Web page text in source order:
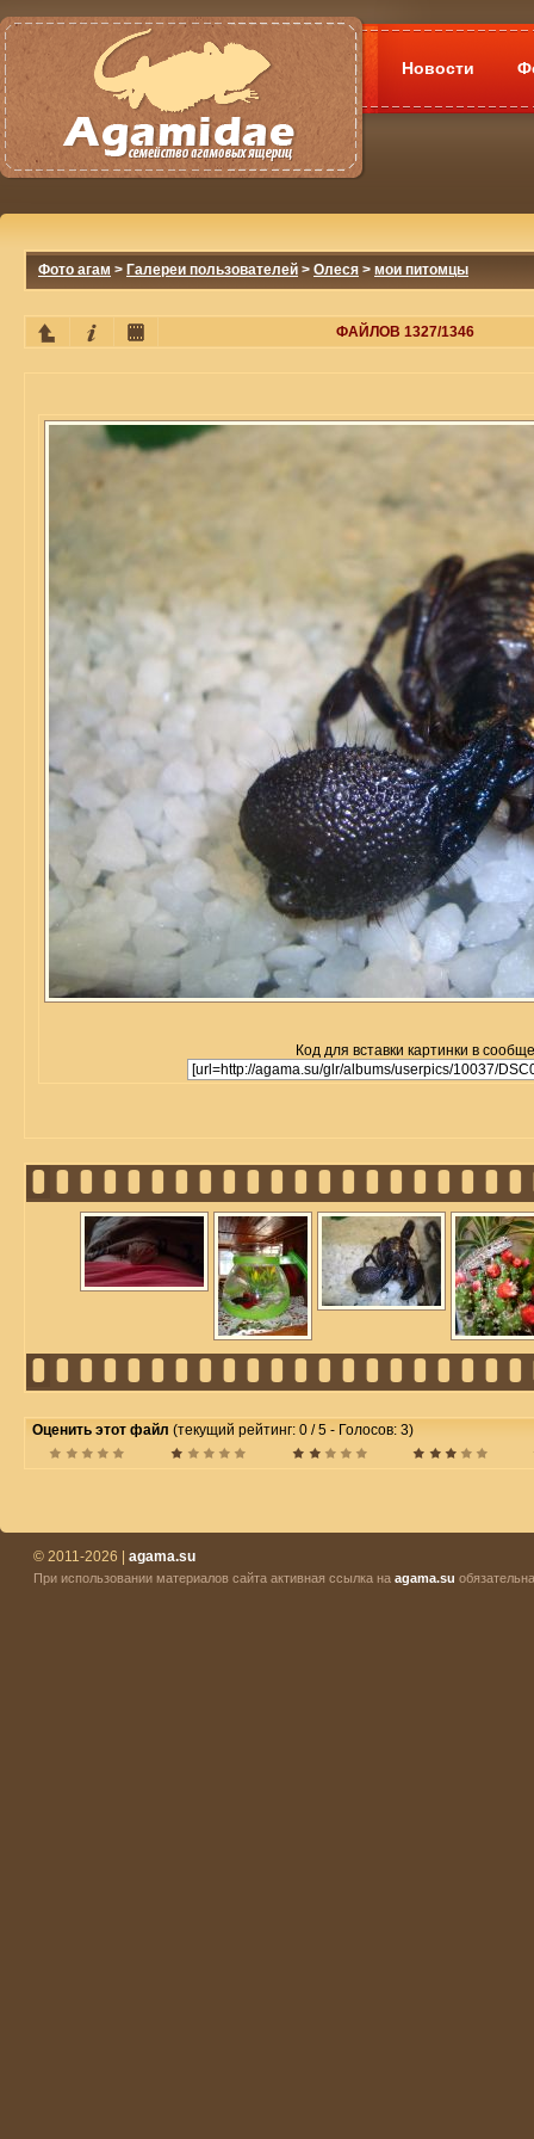
Новости
Фото агам > Галереи пользователей > Олеся > мои питомцы
ФАЙЛОВ 1327/1346
Код для вставки картинки в
Оценить этот файл (текущий рейтинг: 0 / 5 - Голосов: 3)
© 2011-2026 | agama.su
При использовании материалов сайта активная ссылка на agama.su